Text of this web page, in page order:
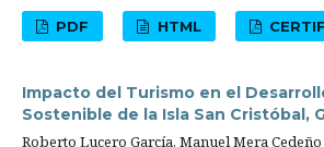
PDF HTML
Impacto del Turismo en el
Sostenible de la Isla San Cristóbal,
Roberto Lucero García, Manuel Mera Cedeño